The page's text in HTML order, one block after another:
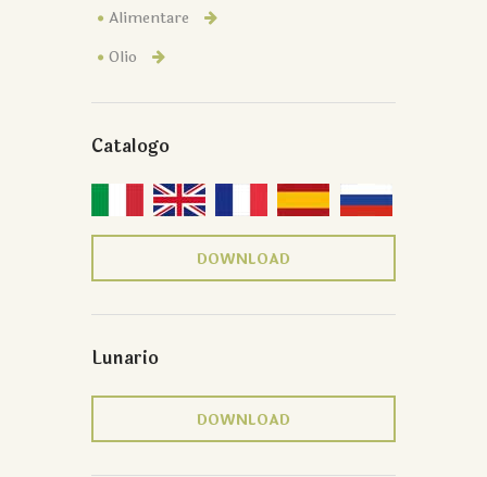
Alimentare
Olio
Catalogo
DOWNLOAD
Lunario
DOWNLOAD